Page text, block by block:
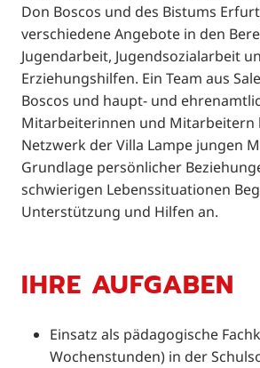
Don Boscos und des Bistums
verschiedene Angebote in den
Jugendarbeit, Jugendsozialarbeit
Erziehungshilfen. Ein Team aus
Boscos und haupt- und
Mitarbeiterinnen und Mitarbeitern
Netzwerk der Villa Lampe jungen
Grundlage persönlicher
schwierigen Lebenssituationen
Unterstützung und Hilfen an.
IHRE AUFGABEN
Einsatz als pädagogische
Wochenstunden) in der